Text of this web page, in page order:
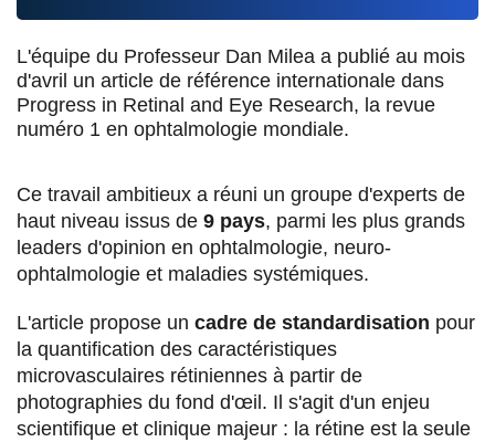
s
u
r
F
c
e
b
o
o
k
s
u
r
T
i
t
t
e
r
s
u
r
L
n
k
e
d
i
n
p
a
r
E
a
i
l
L'équipe du Professeur Dan Milea a publié au mois
d'avril un article de référence internationale dans
Progress in Retinal and Eye Research, la revue
numéro 1 en ophtalmologie mondiale.
Ce travail ambitieux a réuni un groupe d'experts de
haut niveau issus de 9 pays, parmi les plus grands
leaders d'opinion en ophtalmologie, neuro-
ophtalmologie et maladies systémiques.
L'article propose un cadre de standardisation pour
la quantification des caractéristiques
microvasculaires rétiniennes à partir de
photographies du fond d'œil. Il s'agit d'un enjeu
scientifique et clinique majeur : la rétine est la seule